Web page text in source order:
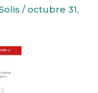
/octubre 31,